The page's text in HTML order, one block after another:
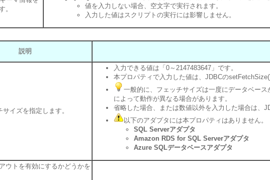
。
値を入力しない場合、空文字で実行されます。
入力した値はスクリプトの実行には影響しません。
説明
イズを指定します。
入力できる値は「0～2147483647」です。
本プロパティで入力した値は、JDBCの
一般的に、フェッチサイズは一度にデータベー
によって動作が異なる場合があります。
省略した場合、または数値以外を入力した場合は、
以下のアダプタには本プロパティはありません。
SQL Serverアダプタ
Amazon RDS for SQL Serverアダプタ
Azure SQLデータベースアダプタ
ウトを有効にするかどうかを